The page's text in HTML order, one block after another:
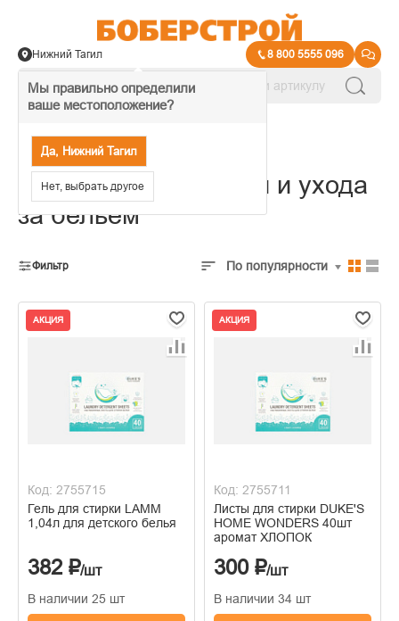
Мы правильно определили
ваше местоположение?
Да, Нижний Тагил
Нет, выбрать другое
Нижний Тагил 8 800 5555 096
Средства для стирки и ухода
за бельем
Фильтр По популярности
АКЦИЯ
Код: 2755715
Гель для стирки LAMM
1,04л для детского белья
382 ₽/шт
В наличии 25 шт
АКЦИЯ
Код: 2755711
Листы для стирки DUKE'S
HOME WONDERS 40шт
аромат ХЛОПОК
300 ₽/шт
В наличии 34 шт